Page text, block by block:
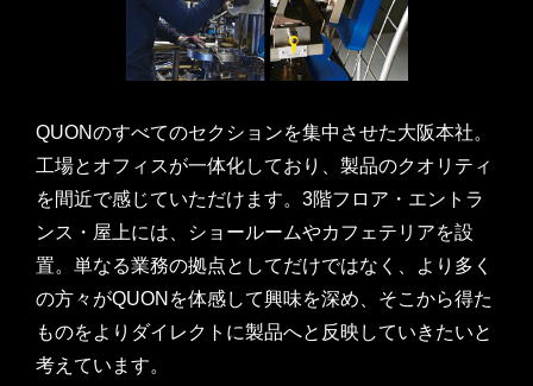
QUONのすべてのセクションを集中させた大阪本社。
工場とオフィスが一体化しており、製品のクオリティ
を間近で感じていただけます。3階フロア・エントラ
ンス・屋上には、ショールームやカフェテリアを設
置。単なる業務の拠点としてだけではなく、より多く
の方々がQUONを体感して興味を深め、そこから得た
ものをよりダイレクトに製品へと反映していきたいと
考えています。